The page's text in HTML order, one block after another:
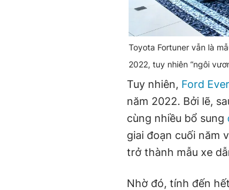
Toyota Fortuner vẫn là
2022, tuy nhiên “ngôi
Tuy nhiên, Ford
năm 2022. Bởi lẽ,
cùng nhiều bổ sung
giai đoạn cuối năm
trở thành mẫu xe
Nhờ đó, tính đến